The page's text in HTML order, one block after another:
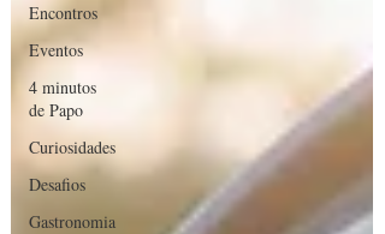
Encontros
Eventos
4 minutos
de Papo
Curiosidades
Desafios
Gastronomia